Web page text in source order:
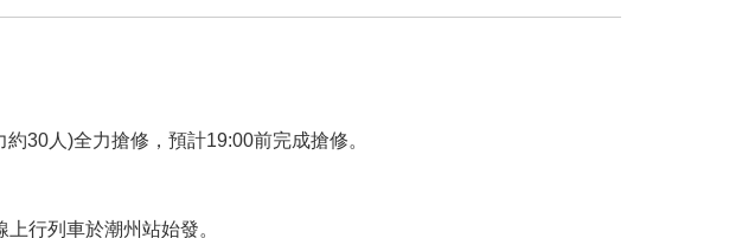
30人)全力搶修，預計19:00前完成搶修。
行列車於潮州站始發。